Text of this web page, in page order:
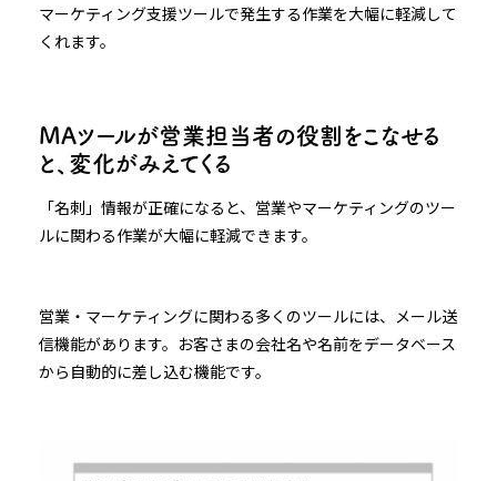
マーケティング支援ツールで発生する作業を大幅に軽減して
くれます。
MAツールが営業担当者の役割をこなせる
と、変化がみえてくる
「名刺」情報が正確になると、営業やマーケティングのツー
ルに関わる作業が大幅に軽減できます。
営業・マーケティングに関わる多くのツールには、メール送
信機能があります。お客さまの会社名や名前をデータベース
から自動的に差し込む機能です。